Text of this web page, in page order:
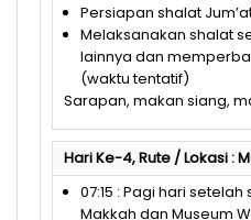
Persiapan shalat
Melaksanakan shalat
lainnya dan
(waktu tentatif)
Sarapan, makan siang,
Hari Ke-4, Rute / Lokasi :
07:15 : Pagi hari
Makkah dan Museum